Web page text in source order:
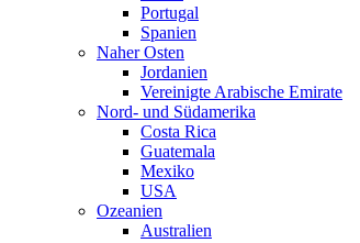
Portugal
Spanien
Naher Osten
Jordanien
Vereinigte Arabische Emirate
Nord- und Südamerika
Costa Rica
Guatemala
Mexiko
USA
Ozeanien
Australien